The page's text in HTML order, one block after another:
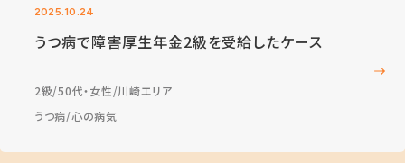
2025.10.24
うつ病で障害厚生年金2級を受給したケース
2級 50代・女性 川崎エリア
うつ病 心の病気